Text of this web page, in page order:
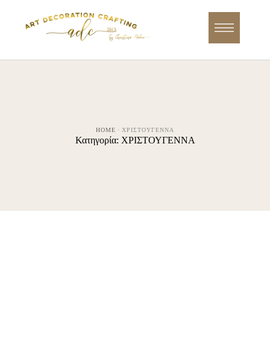
HOME · ΧΡΙΣΤΟΥΓΕΝΝΑ
Κατηγορία: ΧΡΙΣΤΟΥΓΕΝΝΑ